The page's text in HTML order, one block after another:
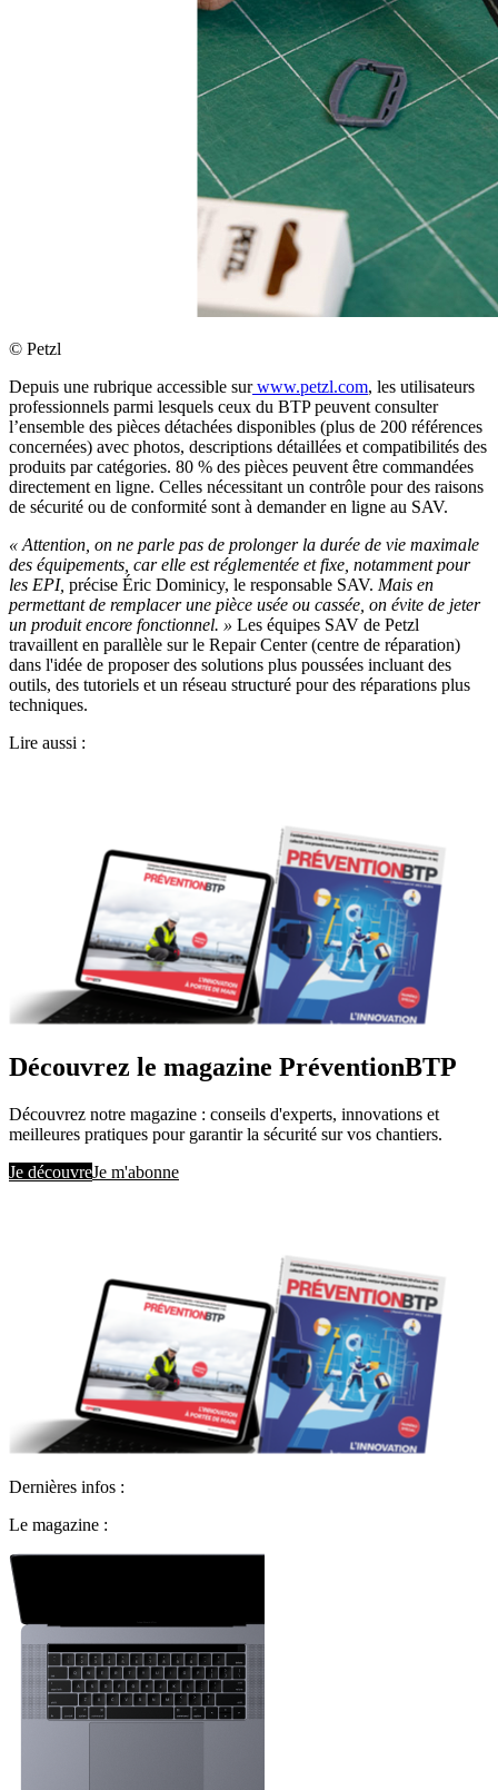
© Petzl
Depuis une rubrique accessible surwww.petzl.com, les utilisateurs
professionnels parmi lesquels ceux du BTP peuvent consulter
l’ensemble des pièces détachées disponibles (plus de 200 références
concernées) avec photos, descriptions détaillées et compatibilités des
produits par catégories. 80 % des pièces peuvent être commandées
directement en ligne. Celles nécessitant un contrôle pour des raisons
de sécurité ou de conformité sont à demander en ligne au SAV.
« Attention, on ne parle pas de prolonger la durée de vie maximale
des équipements, car elle est réglementée et fixe, notamment pour
les EPI, précise Éric Dominicy, le responsable SAV. Mais en
permettant de remplacer une pièce usée ou cassée, on évite de jeter
un produit encore fonctionnel. » Les équipes SAV de Petzl
travaillent en parallèle sur le Repair Center (centre de réparation)
dans l'idée de proposer des solutions plus poussées incluant des
outils, des tutoriels et un réseau structuré pour des réparations plus
techniques.
Lire aussi :
Découvrez le magazine PréventionBTP
Découvrez notre magazine : conseils d'experts, innovations et
meilleures pratiques pour garantir la sécurité sur vos chantiers.
Je découvreJe m'abonne
Dernières infos :
Le magazine :